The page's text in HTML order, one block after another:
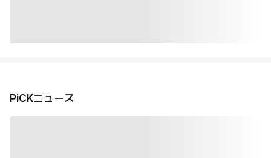
PiCKニュース